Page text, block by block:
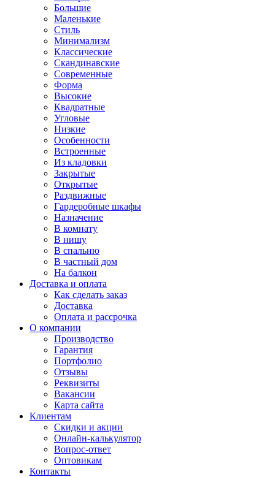
Большие
Маленькие
Стиль
Минимализм
Классические
Скандинавские
Современные
Форма
Высокие
Квадратные
Угловые
Низкие
Особенности
Встроенные
Из кладовки
Закрытые
Открытые
Раздвижные
Гардеробные шкафы
Назначение
В комнату
В нишу
В спальню
В частный дом
На балкон
Доставка и оплата
Как сделать заказ
Доставка
Оплата и рассрочка
О компании
Производство
Гарантия
Портфолио
Отзывы
Реквизиты
Вакансии
Карта сайта
Клиентам
Скидки и акции
Онлайн-калькулятор
Вопрос-ответ
Оптовикам
Контакты